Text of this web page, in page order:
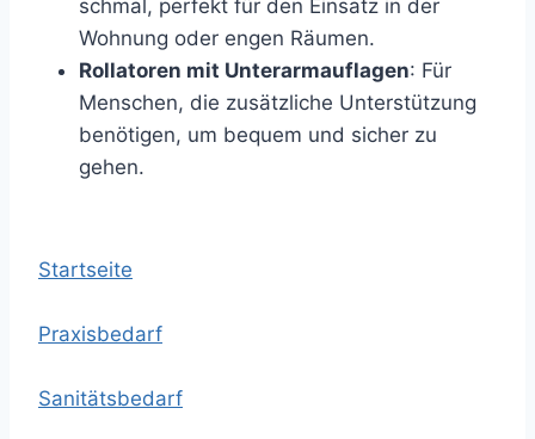
schmal, perfekt für den Einsatz in der
Wohnung oder engen Räumen.
Rollatoren mit Unterarmauflagen: Für
Menschen, die zusätzliche Unterstützung
benötigen, um bequem und sicher zu
gehen.
Startseite
Praxisbedarf
Sanitätsbedarf